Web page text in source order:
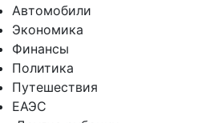
Автомобили
Экономика
Финансы
Политика
Путешествия
ЕАЭС